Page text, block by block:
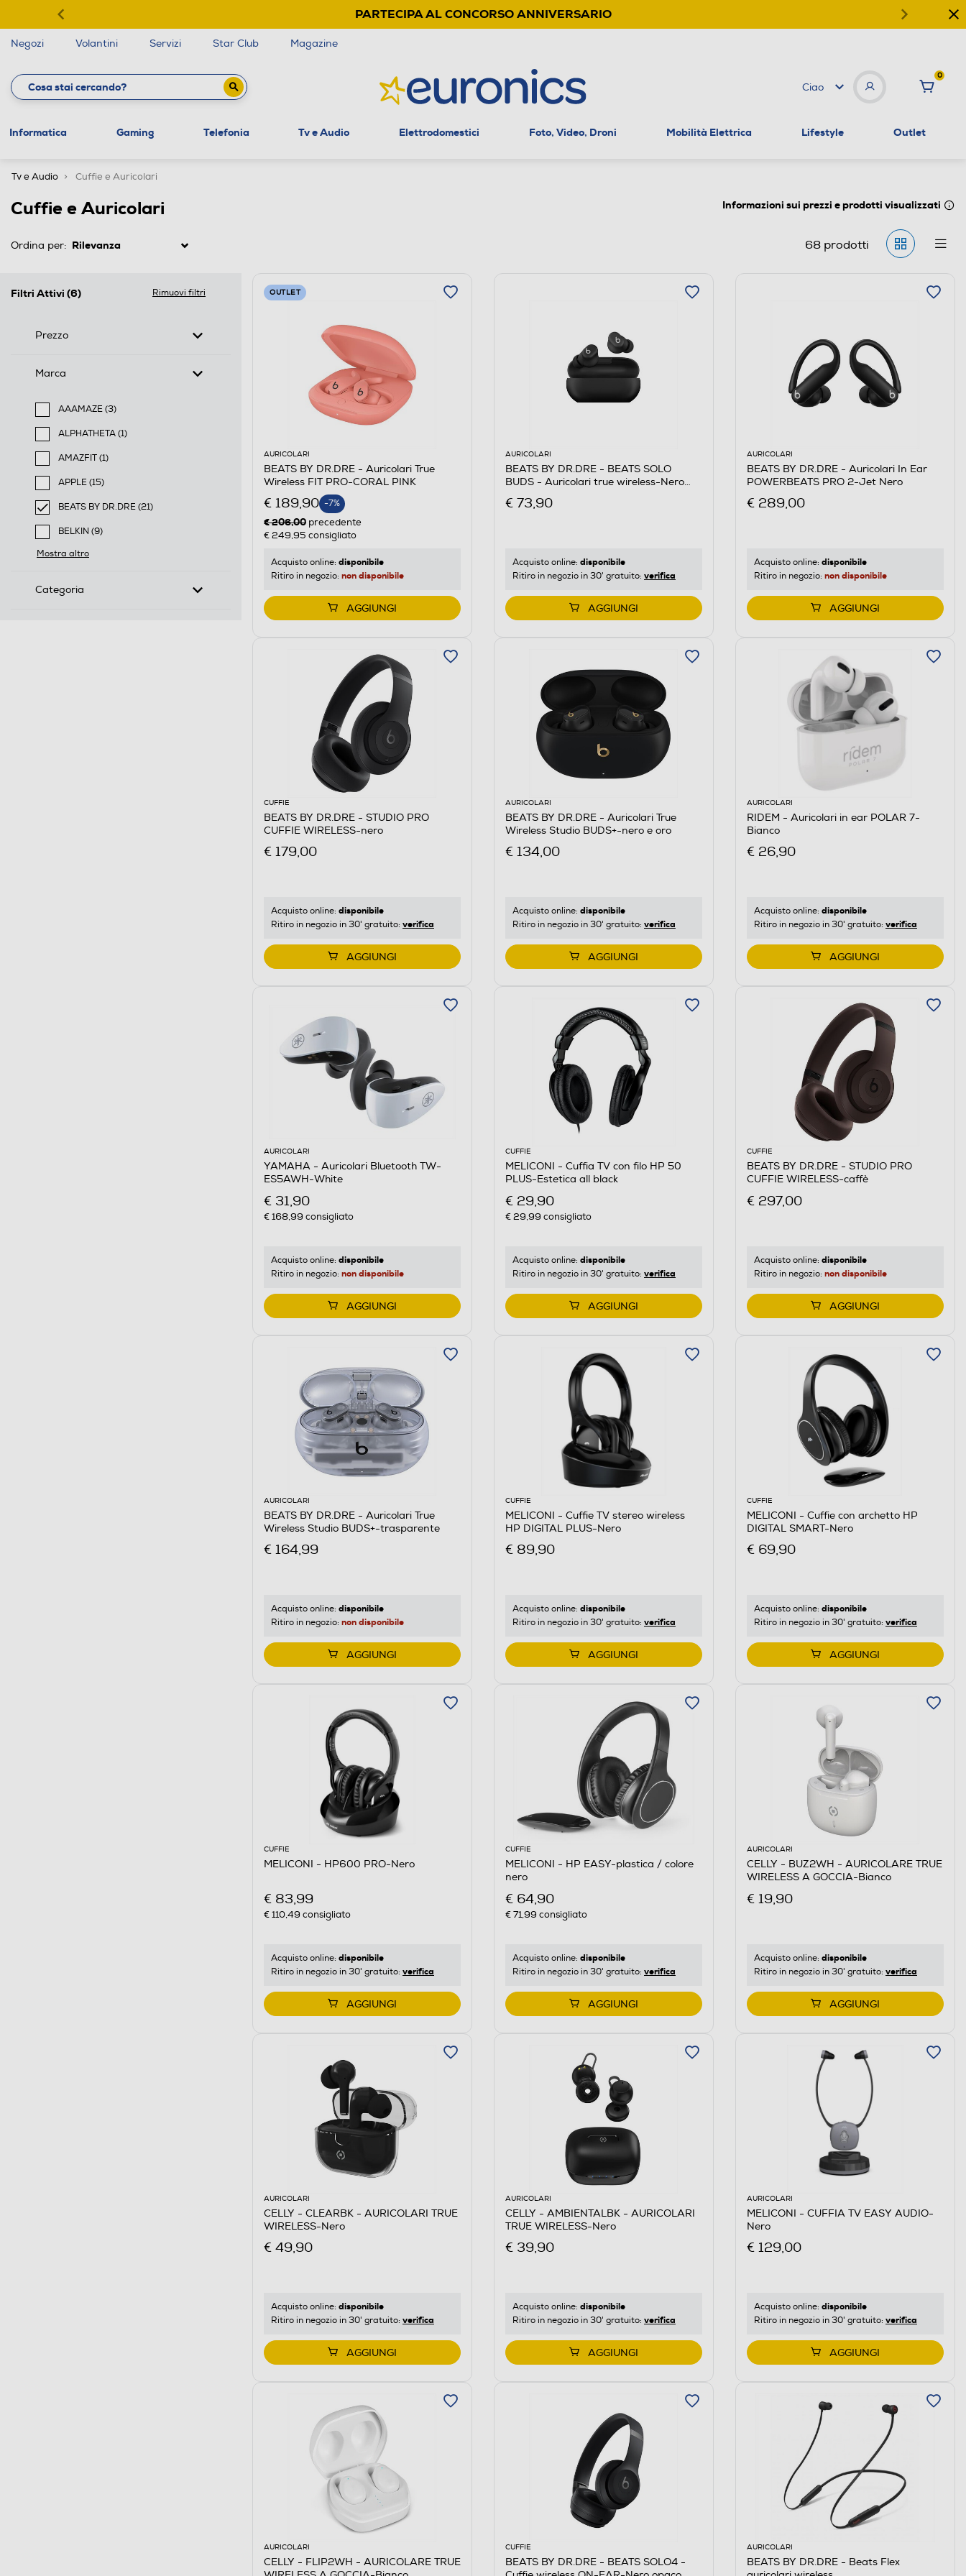
PARTECIPA AL CONCORSO ANNIVERSARIO
Negozi Volantini Servizi Star Club Magazine
Ciao
0
Informatica Gaming Telefonia Tv e Audio Elettrodomestici Foto, Video, Droni Mobilità Elettrica Lifestyle Outlet
Tv e Audio Cuffie e Auricolari
Cuffie e Auricolari Informazioni sui prezzi e prodotti visualizzati
Ordina per: 68prodotti
Filtri Attivi (6) Rimuovi filtri
Prezzo
Marca
AAAMAZE (3)
Filtra per Marca: AAAMAZE
ALPHATHETA (1)
Filtra per Marca: ALPHATHETA
AMAZFIT (1)
Filtra per Marca: AMAZFIT
APPLE (15)
Filtra per Marca: APPLE
BEATS BY DR.DRE (21)
selected Filtro applicato per Marca: BEATS BY DR.DRE
BELKIN (9)
Filtra per Marca: BELKIN
Mostra altro
Categoria
OUTLET
AURICOLARI
BEATS BY DR.DRE - Auricolari True
Wireless FIT PRO-CORAL PINK
€ 189,90 -7%
€ 206,00 precedente
€ 249,95 consigliato
Acquisto online: disponibile
Ritiro in negozio: non disponibile
AGGIUNGI
AURICOLARI
BEATS BY DR.DRE - BEATS SOLO
BUDS - Auricolari true wireless-Nero
€ 73,90
Acquisto online: disponibile
Ritiro in negozio in 30' gratuito: verifica
AGGIUNGI
AURICOLARI
BEATS BY DR.DRE - Auricolari In Ear
POWERBEATS PRO 2-Jet Nero
€ 289,00
Acquisto online: disponibile
Ritiro in negozio: non disponibile
AGGIUNGI
CUFFIE
BEATS BY DR.DRE - STUDIO PRO
CUFFIE WIRELESS-nero
€ 179,00
Acquisto online: disponibile
Ritiro in negozio in 30' gratuito: verifica
AGGIUNGI
AURICOLARI
BEATS BY DR.DRE - Auricolari True
Wireless Studio BUDS+-nero e oro
€ 134,00
Acquisto online: disponibile
Ritiro in negozio in 30' gratuito: verifica
AGGIUNGI
AURICOLARI
RIDEM - Auricolari in ear POLAR 7-
Bianco
€ 26,90
Acquisto online: disponibile
Ritiro in negozio in 30' gratuito: verifica
AGGIUNGI
AURICOLARI
YAMAHA - Auricolari Bluetooth TW-
ES5AWH-White
€ 31,90
€ 168,99 consigliato
Acquisto online: disponibile
Ritiro in negozio: non disponibile
AGGIUNGI
CUFFIE
MELICONI - Cuffia TV con filo HP 50
PLUS-Estetica all black
€ 29,90
€ 29,99 consigliato
Acquisto online: disponibile
Ritiro in negozio in 30' gratuito: verifica
AGGIUNGI
CUFFIE
BEATS BY DR.DRE - STUDIO PRO
CUFFIE WIRELESS-caffè
€ 297,00
Acquisto online: disponibile
Ritiro in negozio: non disponibile
AGGIUNGI
AURICOLARI
BEATS BY DR.DRE - Auricolari True
Wireless Studio BUDS+-trasparente
€ 164,99
Acquisto online: disponibile
Ritiro in negozio: non disponibile
AGGIUNGI
CUFFIE
MELICONI - Cuffie TV stereo wireless
HP DIGITAL PLUS-Nero
€ 89,90
Acquisto online: disponibile
Ritiro in negozio in 30' gratuito: verifica
AGGIUNGI
CUFFIE
MELICONI - Cuffie con archetto HP
DIGITAL SMART-Nero
€ 69,90
Acquisto online: disponibile
Ritiro in negozio in 30' gratuito: verifica
AGGIUNGI
CUFFIE
MELICONI - HP600 PRO-Nero
€ 83,99
€ 110,49 consigliato
Acquisto online: disponibile
Ritiro in negozio in 30' gratuito: verifica
AGGIUNGI
CUFFIE
MELICONI - HP EASY-plastica / colore
nero
€ 64,90
€ 71,99 consigliato
Acquisto online: disponibile
Ritiro in negozio in 30' gratuito: verifica
AGGIUNGI
AURICOLARI
CELLY - BUZ2WH - AURICOLARE TRUE
WIRELESS A GOCCIA-Bianco
€ 19,90
Acquisto online: disponibile
Ritiro in negozio in 30' gratuito: verifica
AGGIUNGI
AURICOLARI
CELLY - CLEARBK - AURICOLARI TRUE
WIRELESS-Nero
€ 49,90
Acquisto online: disponibile
Ritiro in negozio in 30' gratuito: verifica
AGGIUNGI
AURICOLARI
CELLY - AMBIENTALBK - AURICOLARI
TRUE WIRELESS-Nero
€ 39,90
Acquisto online: disponibile
Ritiro in negozio in 30' gratuito: verifica
AGGIUNGI
AURICOLARI
MELICONI - CUFFIA TV EASY AUDIO-
Nero
€ 129,00
Acquisto online: disponibile
Ritiro in negozio in 30' gratuito: verifica
AGGIUNGI
AURICOLARI
CELLY - FLIP2WH - AURICOLARE TRUE
CUFFIE
BEATS BY DR.DRE - BEATS SOLO4 -
AURICOLARI
BEATS BY DR.DRE - Beats Flex